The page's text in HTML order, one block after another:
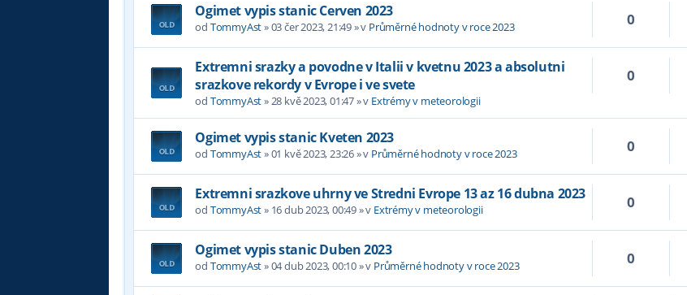
Ogimet vypis stanic Cerven 2023
od TommyAst»03 čer 2023, 21:49» v Průměrné hodnoty v roce 2023 0
Extremni srazky a povodne v Italii v kvetnu 2023 a absolutni
srazkove rekordy v Evrope i ve svete
od TommyAst»28 kvě 2023, 01:47» v Extrémy v meteorologii
0
Ogimet vypis stanic Kveten 2023
od TommyAst»01 kvě 2023, 23:26» v Průměrné hodnoty v roce 2023 0
Extremni srazkove uhrny ve Stredni Evrope 13 az 16 dubna 2023
od TommyAst» 16 dub 2023, 00:49» v Extrémy v meteorologii 0
Ogimet vypis stanic Duben 2023
od TommyAst»04 dub 2023, 00:10» v Průměrné hodnoty v roce 2023 0